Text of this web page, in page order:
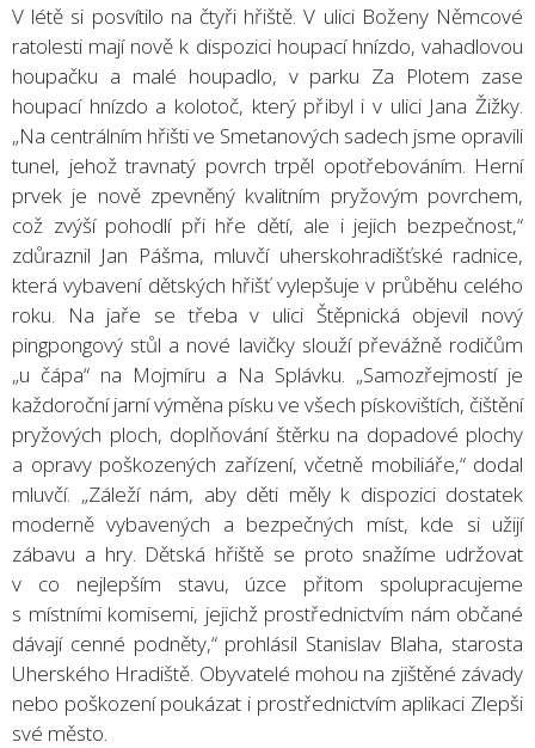
V létě si posvítilo na čtyři hřiště. V ulici Boženy Němcové
ratolesti mají nově k dispozici houpací hnízdo, vahadlovou
houpačku a malé houpadlo, v parku Za Plotem zase
houpací hnízdo a kolotoč, který přibyl i v ulici Jana Žižky.
„Na centrálním hřišti ve Smetanových sadech jsme opravili
tunel, jehož travnatý povrch trpěl opotřebováním. Herní
prvek je nově zpevněný kvalitním pryžovým povrchem,
což zvýší pohodlí při hře dětí, ale i jejich bezpečnost,“
zdůraznil Jan Pášma, mluvčí uherskohradišťské radnice,
která vybavení dětských hřišť vylepšuje v průběhu celého
roku. Na jaře se třeba v ulici Štěpnická objevil nový
pingpongový stůl a nové lavičky slouží převážně rodičům
„u čápa“ na Mojmíru a Na Splávku. „Samozřejmostí je
každoroční jarní výměna písku ve všech pískovištích, čištění
pryžových ploch, doplňování štěrku na dopadové plochy
a opravy poškozených zařízení, včetně mobiliáře,“ dodal
mluvčí. „Záleží nám, aby děti měly k dispozici dostatek
moderně vybavených a bezpečných míst, kde si užijí
zábavu a hry. Dětská hřiště se proto snažíme udržovat
v co nejlepším stavu, úzce přitom spolupracujeme
s místními komisemi, jejichž prostřednictvím nám občané
dávají cenné podněty,“ prohlásil Stanislav Blaha, starosta
Uherského Hradiště. Obyvatelé mohou na zjištěné závady
nebo poškození poukázat i prostřednictvím aplikaci Zlepši
své město.